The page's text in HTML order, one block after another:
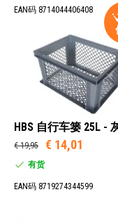
EAN码 8714044406408
HBS 自行车篓 25L -
€ 19,95 € 14,01
有货
EAN码 8719274344599